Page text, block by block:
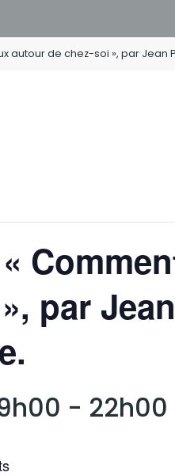
autour de chez-soi », par Jean
par
- 22h00